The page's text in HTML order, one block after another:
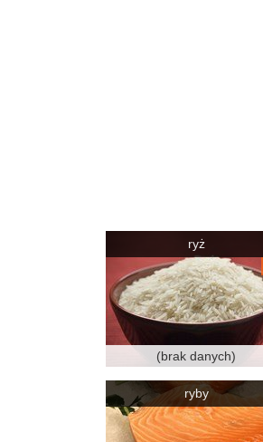
ryż
(brak danych)
ryby